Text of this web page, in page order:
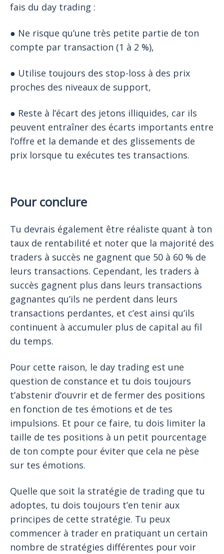
fais du day trading :
● Ne risque qu’une très petite partie de ton
compte par transaction (1 à 2 %),
● Utilise toujours des stop-loss à des prix
proches des niveaux de support,
● Reste à l’écart des jetons illiquides, car ils
peuvent entraîner des écarts importants entre
l’offre et la demande et des glissements de
prix lorsque tu exécutes tes transactions.
Pour conclure
Tu devrais également être réaliste quant à ton
taux de rentabilité et noter que la majorité des
traders à succès ne gagnent que 50 à 60 % de
leurs transactions. Cependant, les traders à
succès gagnent plus dans leurs transactions
gagnantes qu’ils ne perdent dans leurs
transactions perdantes, et c’est ainsi qu’ils
continuent à accumuler plus de capital au fil
du temps.
Pour cette raison, le day trading est une
question de constance et tu dois toujours
t’abstenir d’ouvrir et de fermer des positions
en fonction de tes émotions et de tes
impulsions. Et pour ce faire, tu dois limiter la
taille de tes positions à un petit pourcentage
de ton compte pour éviter que cela ne pèse
sur tes émotions.
Quelle que soit la stratégie de trading que tu
adoptes, tu dois toujours t’en tenir aux
principes de cette stratégie. Tu peux
commencer à trader en pratiquant un certain
nombre de stratégies différentes pour voir